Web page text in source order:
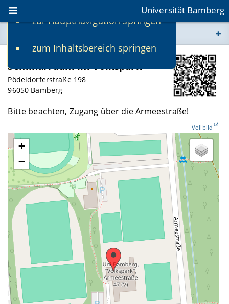
zur Hauptnavigation springen
zum Inhaltsbereich springen
Universität Bamberg
www.uni-bamberg.de
univis.uni-bamberg.de
fis.uni-bamberg.de
Seminarraum im Volkspark
Pödeldorferstraße 198
96050 Bamberg
Bitte beachten, Zugang über die Armeestraße!
Vollbild
+
−